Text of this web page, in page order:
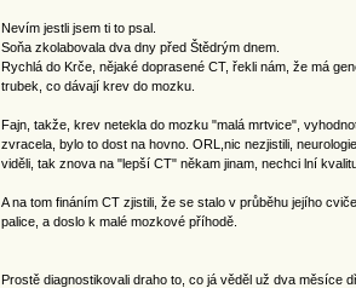
Nevím jestli jsem ti to psal.
Soňa zkolabovala dva dny před Štědrým dnem.
Rychlá do Krče, nějaké doprasené CT, řekli nám, že má
trubek, co dávají krev do mozku.
Fajn, takže, krev netekla do mozku "malá mrtvice",
zvracela, bylo to dost na hovno. ORL,nic nezjistili,
viděli, tak znova na "lepší CT" někam jinam, nechci lní
A na tom fináním CT zjistili, že se stalo v průběhu jejího
palice, a doslo k malé mozkové příhodě.
Prostě diagnostikovali draho to, co já věděl už dva měsíce